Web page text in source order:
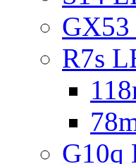
R7s
G10q